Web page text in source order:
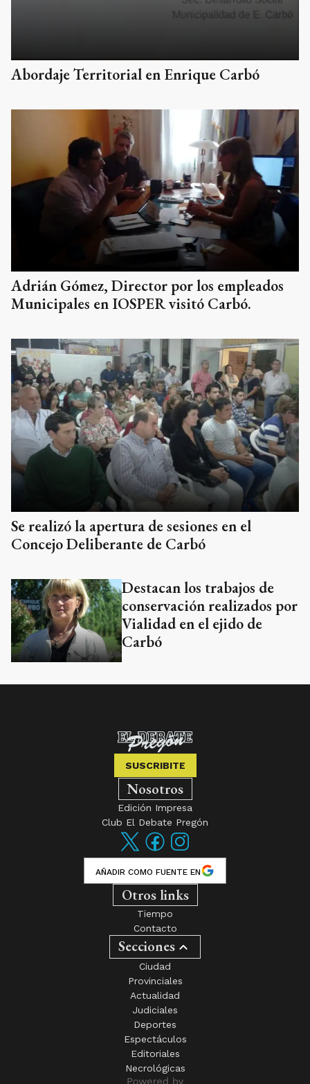
Abordaje Territorial en Enrique Carbó
Adrián Gómez, Director por los empleados
Municipales en IOSPER visitó Carbó.
Se realizó la apertura de sesiones en el
Concejo Deliberante de Carbó
Destacan los trabajos de
conservación realizados por
Vialidad en el ejido de
Carbó
SUSCRIBITE
Nosotros
Edición Impresa
Club El Debate Pregón
AÑADIR COMO FUENTE EN
Otros links
Tiempo
Contacto
Secciones
Ciudad
Provinciales
Actualidad
Judiciales
Deportes
Espectáculos
Editoriales
Necrológicas